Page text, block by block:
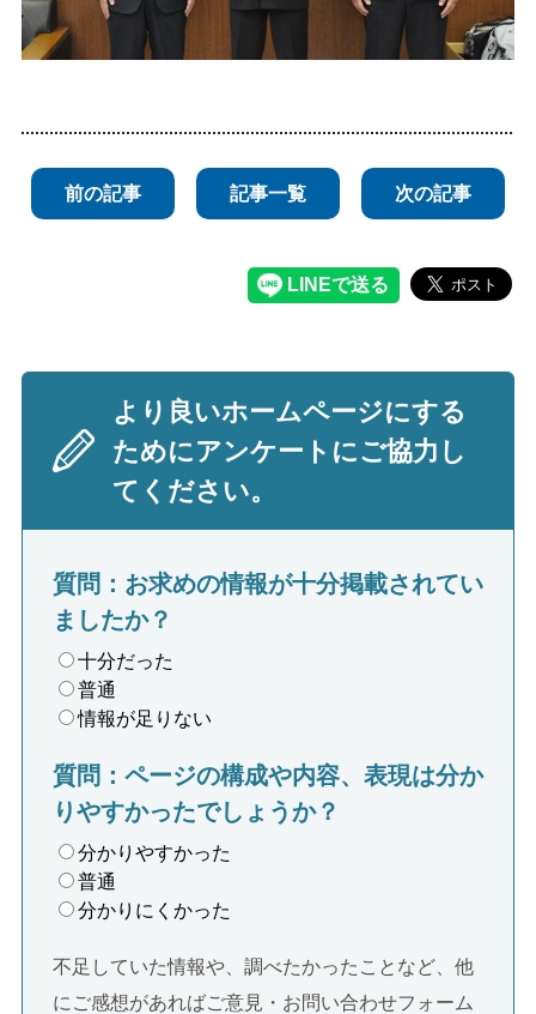
前の記事 記事一覧 次の記事
より良いホームページにする
ためにアンケートにご協力し
てください。
質問：お求めの情報が十分掲載されてい
ましたか？
十分だった
普通
情報が足りない
質問：ページの構成や内容、表現は分か
りやすかったでしょうか？
分かりやすかった
普通
分かりにくかった
不足していた情報や、調べたかったことなど、他
にご感想があればご意見・お問い合わせフォーム